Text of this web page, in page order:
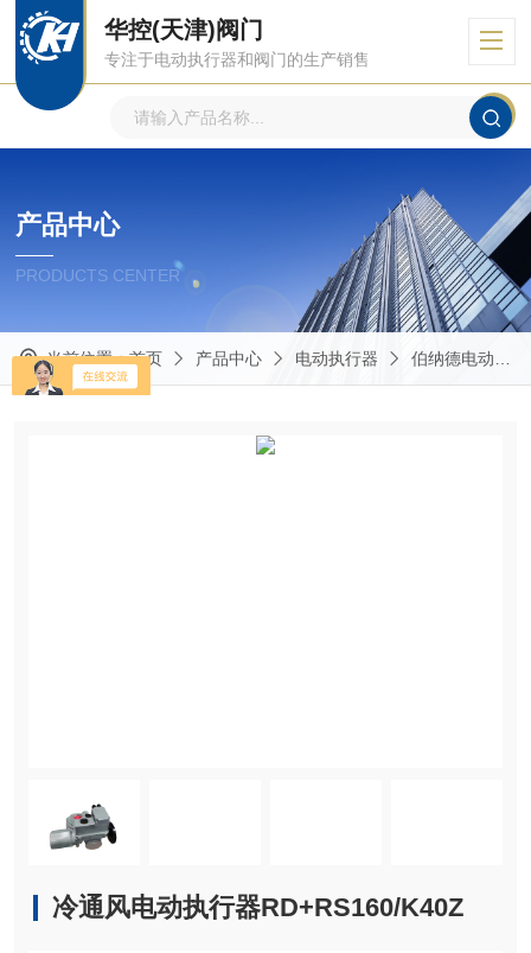
华控(天津)阀门
专注于电动执行器和阀门的生产销售
产品中心
PRODUCTS CENTER
当前位置：首页 产品中心 电动执行器 伯纳德电动执行器
冷通风电动执行器RD+RS160/K40Z